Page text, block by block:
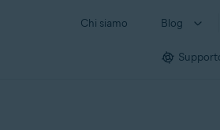
Chi siamo Blog